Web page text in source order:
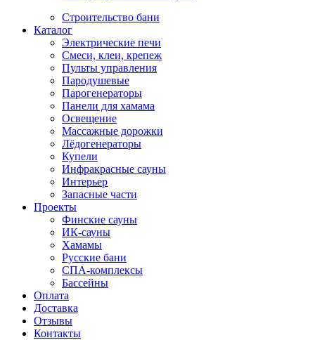
Строительство бани
Каталог
Электрические печи
Смеси, клеи, крепеж
Пульты управления
Пародушевые
Парогенераторы
Панели для хамама
Освещение
Массажные дорожки
Лёдогенераторы
Купели
Инфракрасные сауны
Интерьер
Запасные части
Проекты
Финские сауны
ИК-сауны
Хамамы
Русские бани
СПА-комплексы
Бассейны
Оплата
Доставка
Отзывы
Контакты